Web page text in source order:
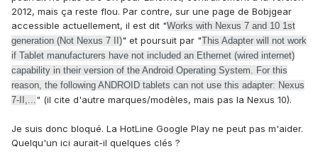
2012, mais ça reste flou. Par contre, sur une page de Bobjgear
accessible actuellement, il est dit "Works with Nexus 7 and 10 1st
generation (Not Nexus 7 II)" et poursuit par "This Adapter will not work
if Tablet manufacturers have not included an Ethernet (wired internet)
capability in their version of the Android Operating System. For this
reason, the following ANDROID tablets can not use this adapter: Nexus
7-II,..." (il cite d'autre marques/modèles, mais pas la Nexus 10).
Je suis donc bloqué. La HotLine Google Play ne peut pas m'aider.
Quelqu'un ici aurait-il quelques clés ?